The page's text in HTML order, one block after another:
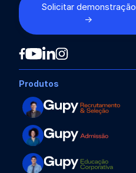
Solicitar demonstração
→
Produtos